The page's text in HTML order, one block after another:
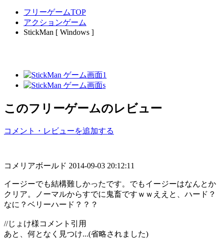
フリーゲームTOP
アクションゲーム
StickMan [ Windows ]
このフリーゲームのレビュー
コメント・レビューを追加する
コメリアボールド 2014-09-03 20:12:11
イージーでも結構難しかったです。でもイージーはなんとか
クリア。ノーマルからすでに鬼畜ですｗｗええと、ハード？
なに？ベリーハード？？？
//じょけ様コメント引用
あと、何となく見つけ...(省略されました)